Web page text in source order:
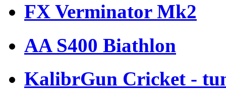
FX Verminator Mk2
AA S400 Biathlon
KalibrGun Cricket -